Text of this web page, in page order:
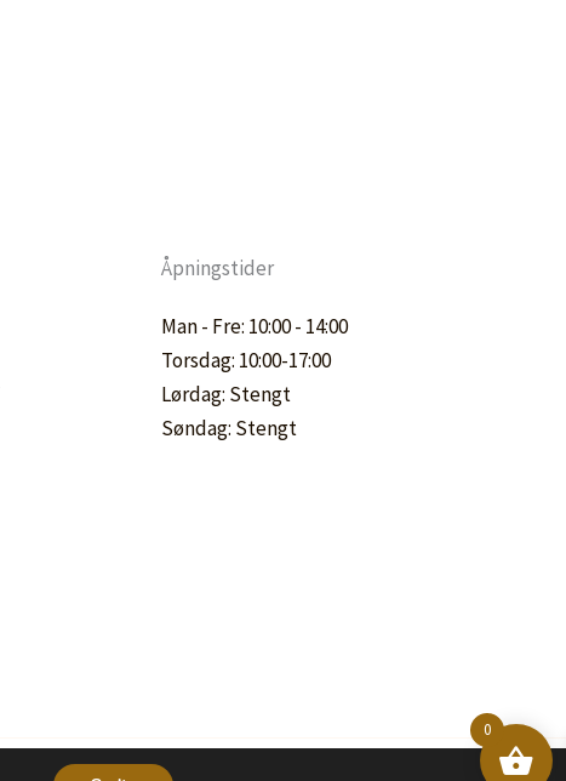
Åpningstider
Man - Fre: 10:00 - 14:00
Torsdag: 10:00-17:00
Lørdag: Stengt
Søndag: Stengt
0